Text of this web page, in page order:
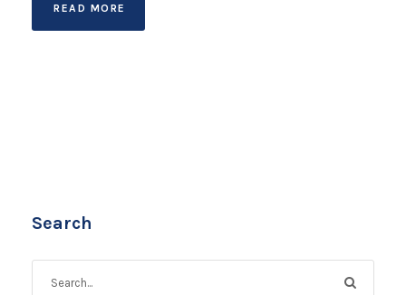
READ MORE
Search